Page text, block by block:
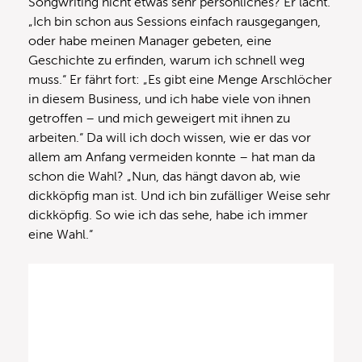
„Ich bin schon aus Sessions einfach rausgegangen,
oder habe meinen Manager gebeten, eine
Geschichte zu erfinden, warum ich schnell weg
muss.“ Er fährt fort: „Es gibt eine Menge Arschlöcher
in diesem Business, und ich habe viele von ihnen
getroffen – und mich geweigert mit ihnen zu
arbeiten.“ Da will ich doch wissen, wie er das vor
allem am Anfang vermeiden konnte – hat man da
schon die Wahl? „Nun, das hängt davon ab, wie
dickköpfig man ist. Und ich bin zufälliger Weise sehr
dickköpfig. So wie ich das sehe, habe ich immer
eine Wahl.“